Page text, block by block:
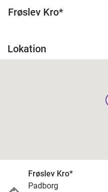
Frøslev Kro*
Lokation
Frøslev Kro*
Padborg